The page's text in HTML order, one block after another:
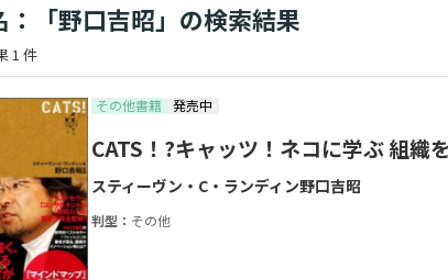
：「野口吉昭」の検索結果
1 件
その他書籍 発売中
CATS！?キャッツ！ネコに学ぶ 組織
スティーヴン・C・ランディン野口吉昭
判型： その他